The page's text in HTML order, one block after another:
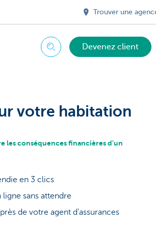
Trouver une
ChercherDevenez client
votre habitation
les conséquences financières d'un
en 3 clics
sans attendre
de votre agent d'assurances